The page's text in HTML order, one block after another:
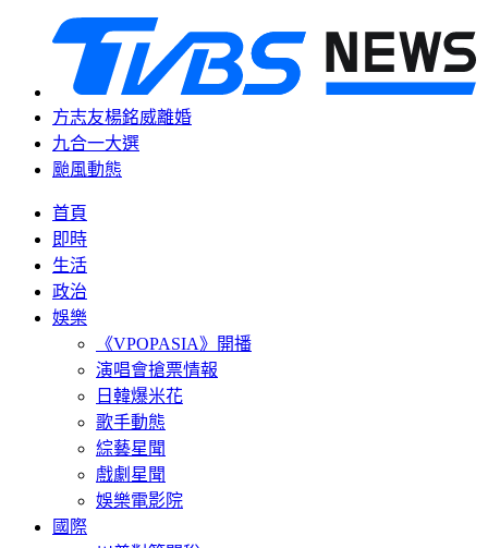
方志友楊銘威離婚
九合一大選
颱風動態
首頁
即時
生活
政治
娛樂
《VPOPASIA》開播
演唱會搶票情報
日韓爆米花
歌手動態
綜藝星聞
戲劇星聞
娛樂電影院
國際